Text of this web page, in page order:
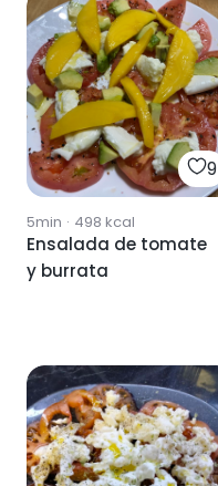
9
5min · 498 kcal
Ensalada de tomate
y burrata